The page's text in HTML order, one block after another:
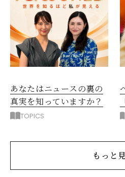
あなたはニュースの裏の
真実を知っていますか？
TOPICS
もっと